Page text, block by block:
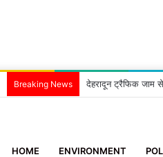
Breaking News देहरादून ट्रैफिक जाम से
HOME ENVIRONMENT